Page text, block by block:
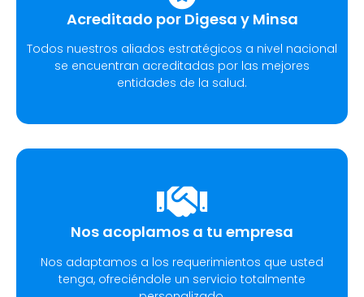
Acreditado por Digesa y Minsa​
Todos nuestros aliados estratégicos a nivel nacional
se encuentran acreditadas por las mejores
entidades de la salud.
Nos acoplamos a tu empresa
Nos adaptamos a los requerimientos que usted
tenga, ofreciéndole un servicio totalmente